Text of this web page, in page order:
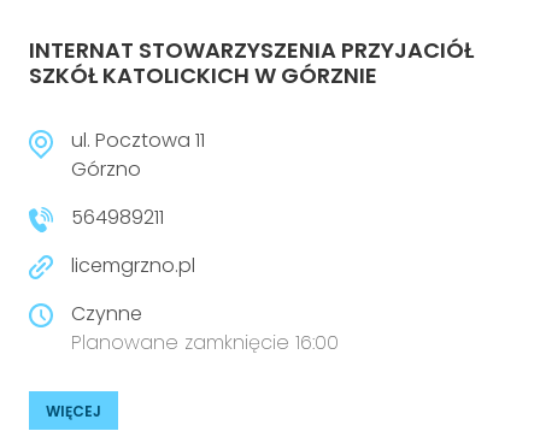
INTERNAT STOWARZYSZENIA PRZYJACIÓŁ
SZKÓŁ KATOLICKICH W GÓRZNIE
ul. Pocztowa 11
Górzno
564989211
licemgrzno.pl
Czynne
Planowane zamknięcie 16:00
WIĘCEJ